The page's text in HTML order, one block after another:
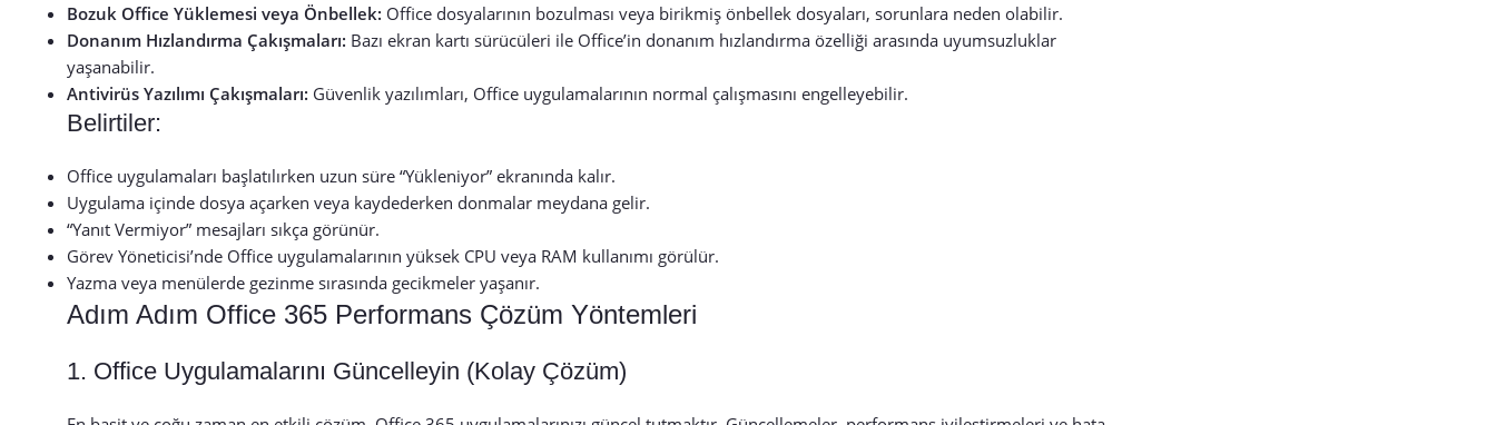
Bozuk Office Yüklemesi veya Önbellek: Office dosyalarının bozulması veya birikmiş önbellek dosyaları, sorunlara neden olabilir.
Donanım Hızlandırma Çakışmaları: Bazı ekran kartı sürücüleri ile Office’in donanım hızlandırma özelliği arasında uyumsuzluklar
yaşanabilir.
Antivirüs Yazılımı Çakışmaları: Güvenlik yazılımları, Office uygulamalarının normal çalışmasını engelleyebilir.
Belirtiler:
Office uygulamaları başlatılırken uzun süre “Yükleniyor” ekranında kalır.
Uygulama içinde dosya açarken veya kaydederken donmalar meydana gelir.
“Yanıt Vermiyor” mesajları sıkça görünür.
Görev Yöneticisi’nde Office uygulamalarının yüksek CPU veya RAM kullanımı görülür.
Yazma veya menülerde gezinme sırasında gecikmeler yaşanır.
Adım Adım Office 365 Performans Çözüm Yöntemleri
1. Office Uygulamalarını Güncelleyin (Kolay Çözüm)